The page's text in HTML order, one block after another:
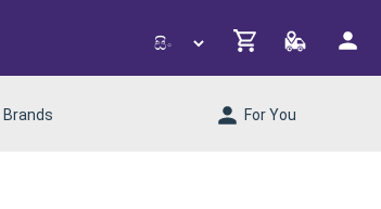
Brands For You